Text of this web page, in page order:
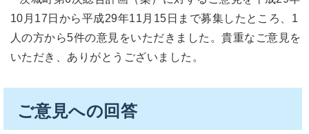
10月17日から平成29年11月15日まで募集したところ、1
人の方から5件の意見をいただきました。貴重なご意見を
いただき、ありがとうございました。
ご意見への回答